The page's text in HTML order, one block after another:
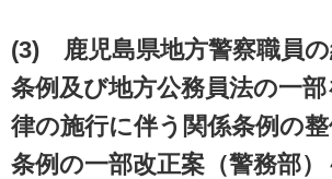
(3) 鹿児島県地方警察職員
条例及び地方公務員法の一
律の施行に伴う関係条例の
条例の一部改正案（警務部）